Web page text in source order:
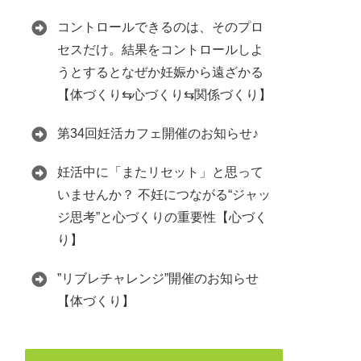
コントロールできるのは、そのプロ
セスだけ。結果をコントロールしよ
うとするとなぜか妊娠から遠ざかる
【体づくり⇆心づくり⇆関係づくり】
第34回妊活カフェ開催のお知らせ♪
妊活中に「またリセット」と思って
いませんか？ 不妊につながる“ジャッ
ジ思考”と心づくりの重要性【心づく
り】
”リブレチャレンジ”開催のお知らせ
【体づくり】